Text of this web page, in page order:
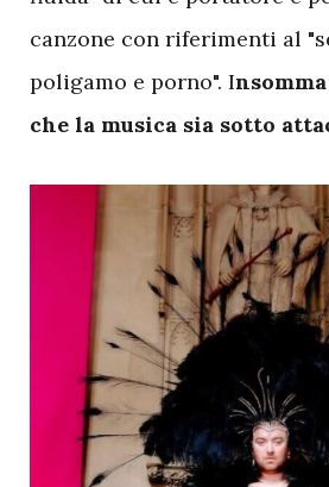
canzone con riferimenti al
poligamo e porno". I
che la musica sia sotto